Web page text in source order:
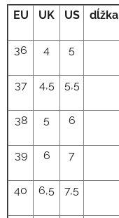
EU UK US
36 4 5
37 4,5 5,5
38 5 6
39 6 7
40 6,5 7,5